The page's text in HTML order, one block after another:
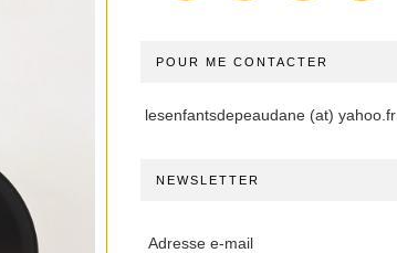
POUR ME CONTACTER
lesenfantsdepeaudane (at) yahoo.fr
NEWSLETTER
Adresse e-mail